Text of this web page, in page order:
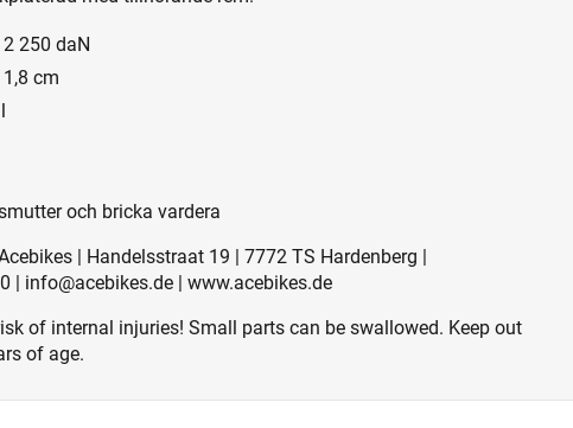
250 daN
cm
och bricka vardera
| Handelsstraat 19 | 7772 TS Hardenberg |
| info@acebikes.de | www.acebikes.de
of internal injuries! Small parts can be swallowed. Keep out
of age.